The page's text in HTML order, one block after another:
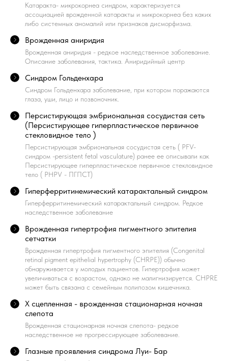
Катаракта- микрокорнеа синдром, характеризуется
ассоциацией врожденной катаракты и микрокорнеа без каких
либо системных аномалий или признаков дисморфизма.
Врожденная аниридия
Врожденная аниридия - редкое наследственное заболевание.
Описание заболевания, тактика. Аниридийный центр
Синдром Гольденхара
Синдром Гольденхара заболевание, при котором поражаются
глаза, уши, лицо и позвоночник.
Персистирующая эмбриональная сосудистая сеть
(Персистирующее гиперпластическое первичное
стекловидное тело )
Персистирующая эмбриональная сосудистая сеть ( PFV-
синдром -persistent fetal vasculature) ранее ее описывали как
Персистирующее гиперпластическое первичное стекловидное
тело ( PHPV - ПГПСТ)
Гиперферритинемический катарактальный синдром
Гиперферритинемический катарактальный синдром. Редкое
наследственное заболевание
Врожденная гипертрофия пигментного эпителия
сетчатки
Врожденная гипертрофия пигментного эпителия (Congenital
retinal pigment epithelial hypertrophy (CHRPE)) обычно
обнаруживается у молодых пациентов. Гипертрофия может
увеличиваться с возрастом, однако не малигнизируется. CHPRE
может быть связана с семейным полипозом кишечника.
Х сцепленная - врожденная стационарная ночная
слепота
Врожденная стационарная ночная слепота- редкое
наследственное не прогрессирующее заболевание.
Глазные проявления синдрома Луи- Бар